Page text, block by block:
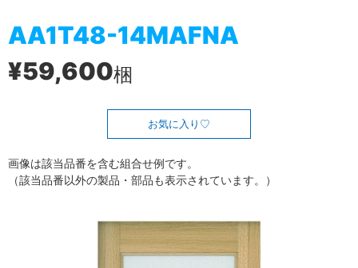
AA1T48-14MAFNA
¥59,600梱
お気に入り
画像は該当品番を含む組合せ例です。
（該当品番以外の製品・部品も表示されています。）